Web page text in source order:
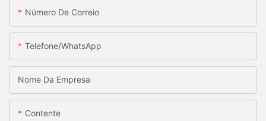
Número De Correio
Telefone/WhatsApp
Nome Da Empresa
Contente